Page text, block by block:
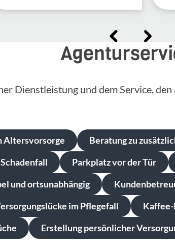
Dienstleistung und dem Service, den
Altersvorsorge Beratung zu
Parkplatz vor der Tür
und ortsunabhängig
im Pflegefall
Kaffee-
Erstellung persönlicher